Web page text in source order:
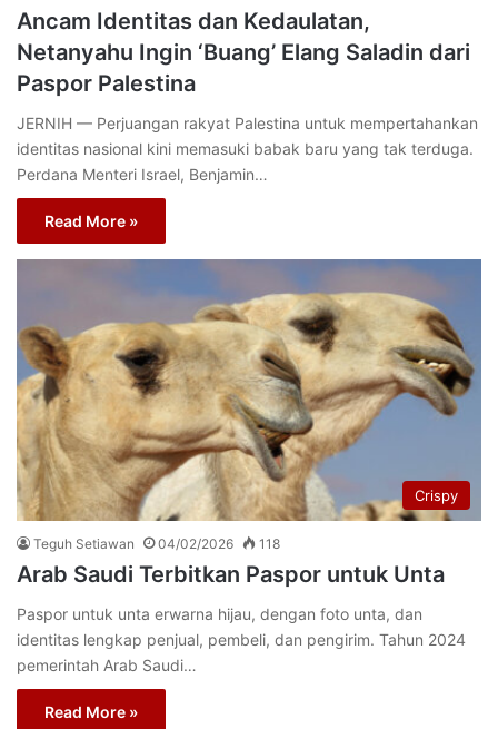
Ancam Identitas dan Kedaulatan,
Netanyahu Ingin ‘Buang’ Elang Saladin dari
Paspor Palestina
JERNIH — Perjuangan rakyat Palestina untuk mempertahankan
identitas nasional kini memasuki babak baru yang tak terduga.
Perdana Menteri Israel, Benjamin…
Read More »
Crispy
Teguh Setiawan 04/02/2026 118
Arab Saudi Terbitkan Paspor untuk Unta
Paspor untuk unta erwarna hijau, dengan foto unta, dan
identitas lengkap penjual, pembeli, dan pengirim. Tahun 2024
pemerintah Arab Saudi…
Read More »